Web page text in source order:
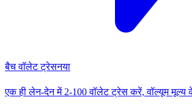
बैच वॉलेट ट्रेसनया
एक ही लेन-देन में 2-100 वॉलेट ट्रेस करें, वॉल्यूम मूल्य